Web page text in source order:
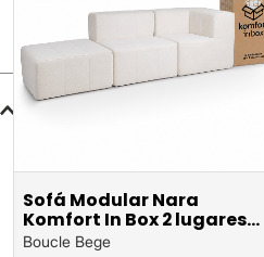
Sofá Modular Nara
Komfort In Box 2 lugares
com 1 puff em
Boucle Bege